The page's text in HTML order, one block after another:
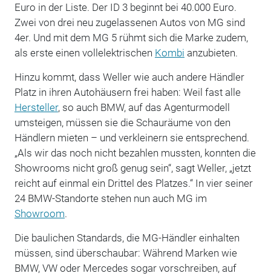
Euro in der Liste. Der ID 3 beginnt bei 40.000 Euro.
Zwei von drei neu zugelassenen Autos von MG sind
4er. Und mit dem MG 5 rühmt sich die Marke zudem,
als erste einen vollelektrischen Kombi anzubieten.
Hinzu kommt, dass Weller wie auch andere Händler
Platz in ihren Autohäusern frei haben: Weil fast alle
Hersteller, so auch BMW, auf das Agenturmodell
umsteigen, müssen sie die Schauräume von den
Händlern mieten – und verkleinern sie entsprechend.
„Als wir das noch nicht bezahlen mussten, konnten die
Showrooms nicht groß genug sein“, sagt Weller, „jetzt
reicht auf einmal ein Drittel des Platzes.“ In vier seiner
24 BMW-Standorte stehen nun auch MG im
Showroom.
Die baulichen Standards, die MG-Händler einhalten
müssen, sind überschaubar: Während Marken wie
BMW, VW oder Mercedes sogar vorschreiben, auf